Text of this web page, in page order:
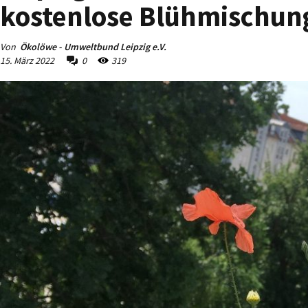
kostenlose
Von Ökolöwe - Umweltbund Leipzig e.V.
15. März 2022
0 319